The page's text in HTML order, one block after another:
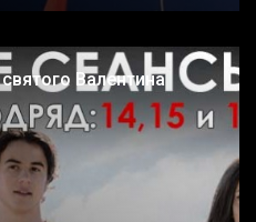
Валентина